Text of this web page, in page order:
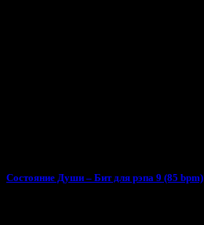
Состояние Души – Бит для рэпа 9 (85 bpm)